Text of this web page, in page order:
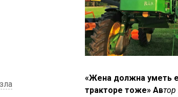
«Жена должна уметь
тракторе тоже» Ав